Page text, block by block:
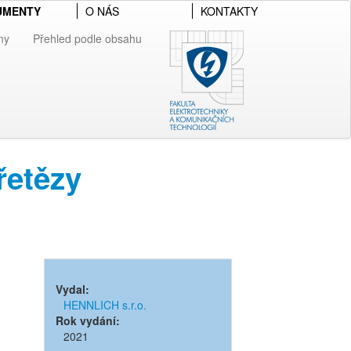
O NÁS KONTAKTY
Přehled podle obsahu
Vydal:
HENNLICH s.r.o.
Rok vydání:
2021